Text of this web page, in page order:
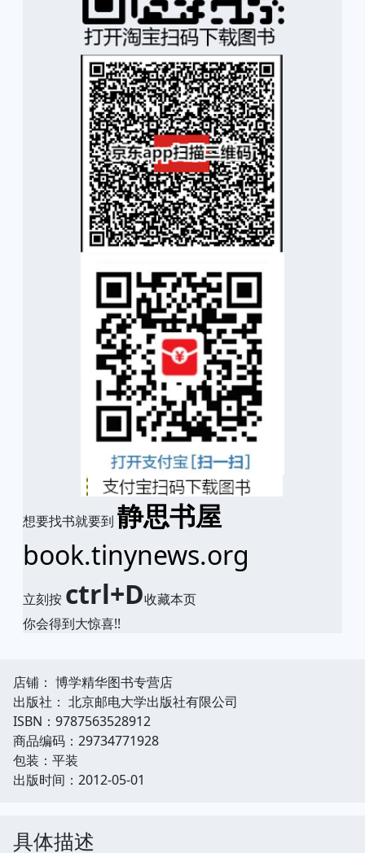
想要找书就要到 静思书屋
book.tinynews.org
立刻按 ctrl+D收藏本页
你会得到大惊喜!!
店铺： 博学精华图书专营店
出版社： 北京邮电大学出版社有限公司
ISBN：9787563528912
商品编码：29734771928
包装：平装
出版时间：2012-05-01
具体描述